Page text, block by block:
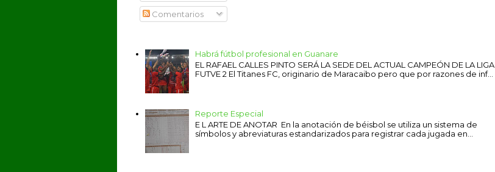
Comentarios
Habrá fútbol profesional en Guanare
EL RAFAEL CALLES PINTO SERÁ LA SEDE DEL ACTUAL CAMPEÓN DE LA LIGA
FUTVE 2 El Titanes FC, originario de Maracaibo pero que por razones de inf...
Reporte Especial
E L ARTE DE ANOTAR En la anotación de béisbol se utiliza un sistema de
símbolos y abreviaturas estandarizados para registrar cada jugada en...